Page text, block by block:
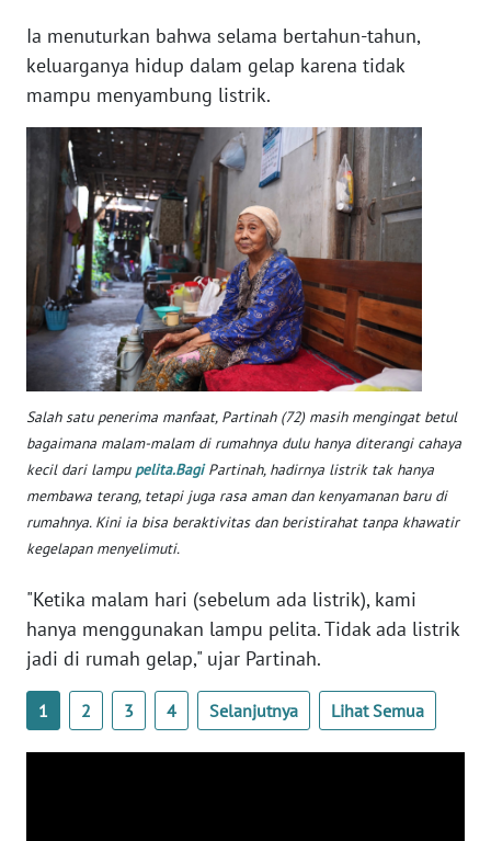
Ia menuturkan bahwa selama bertahun-tahun,
keluarganya hidup dalam gelap karena tidak
mampu menyambung listrik.
Salah satu penerima manfaat, Partinah (72) masih mengingat betul
bagaimana malam-malam di rumahnya dulu hanya diterangi cahaya
kecil dari lampu pelita.BagiPartinah, hadirnya listrik tak hanya
membawa terang, tetapi juga rasa aman dan kenyamanan baru di
rumahnya. Kini ia bisa beraktivitas dan beristirahat tanpa khawatir
kegelapan menyelimuti.
"Ketika malam hari (sebelum ada listrik), kami
hanya menggunakan lampu pelita. Tidak ada listrik
jadi di rumah gelap," ujar Partinah.
1 2 3 4 Selanjutnya Lihat Semua
WN
KEPRI
PAPUA
WN
PAPUA
BARAT
WN
RIAU
WN
SERAMBI
WN
JAMBI
WN
WN
NTB
WN
SULTENG